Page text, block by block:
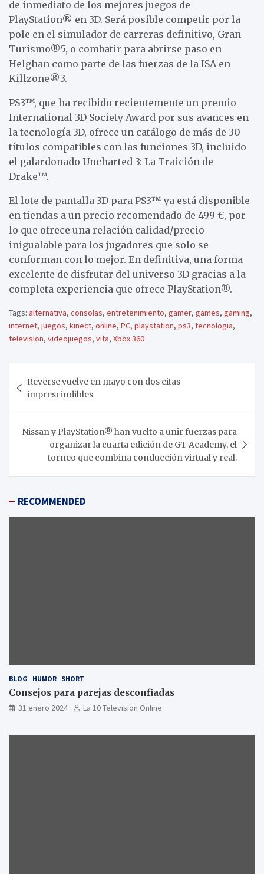
de inmediato de los mejores juegos de
PlayStation® en 3D. Será posible competir por la
pole en el simulador de carreras definitivo, Gran
Turismo®5, o combatir para abrirse paso en
Helghan como parte de las fuerzas de la ISA en
Killzone®3.
PS3™, que ha recibido recientemente un premio
International 3D Society Award por sus avances en
la tecnología 3D, ofrece un catálogo de más de 30
títulos compatibles con las funciones 3D, incluido
el galardonado Uncharted 3: La Traición de
Drake™.
El lote de pantalla 3D para PS3™ ya está disponible
en tiendas a un precio recomendado de 499 €, por
lo que ofrece una relación calidad/precio
inigualable para los jugadores que solo se
conforman con lo mejor. En definitiva, una forma
excelente de disfrutar del universo 3D gracias a la
completa experiencia que ofrece PlayStation®.
Tags: alternativa, consolas, entretenimiento, gamer, games, gaming,
internet, juegos, kinect, online, PC, playstation, ps3, tecnologia,
television, videojuegos, vita, Xbox 360
de
entradas
Reverse vuelve en mayo con dos citas
imprescindibles
Nissan y PlayStation® han vuelto a unir fuerzas para
organizar la cuarta edición de GT Academy, el
torneo que combina conducción virtual y real.
RECOMMENDED
BLOG HUMOR SHORT
Consejos para parejas desconfiadas
31 enero 2024 La 10 Television Online